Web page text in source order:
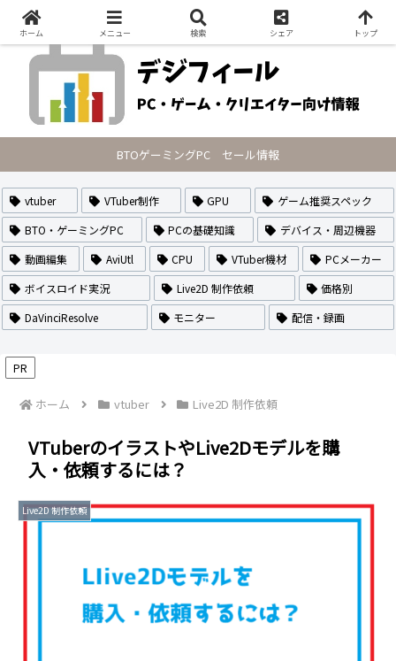
PCの最新セール情報・VTuberのなり方や作り方・配信方法を紹介
BTOゲーミングPC セール情報
vtuber VTuber制作 GPU
ゲーム推奨スペック
BTO・ゲーミングPC
PCの基礎知識
デバイス・周辺機器
動画編集
AviUtl CPU VTuber機材
PCメーカー
ボイスロイド実況
Live2D 制作依頼
価格別
DaVinciResolve
モニター 配信・録画
PR
ホーム vtuber Live2D 制作依頼
VTuberのイラストやLive2Dモデルを購
入・依頼するには？
Live2D 制作依頼
ホーム メニュー 検索 シェア トップ